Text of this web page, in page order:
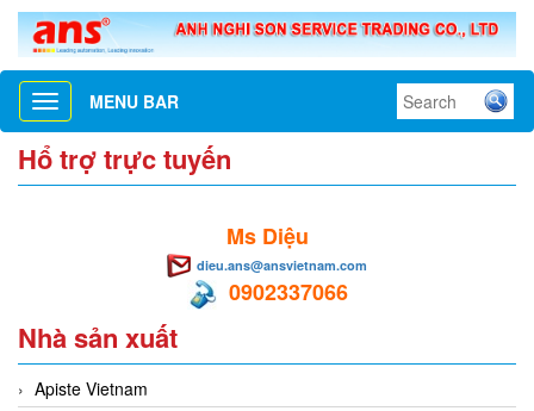
Toggle
navigation
MENU BAR
Hổ trợ trực tuyến
Ms Diệu
dieu.ans@ansvietnam.com
0902337066
Nhà sản xuất
Apiste Vietnam